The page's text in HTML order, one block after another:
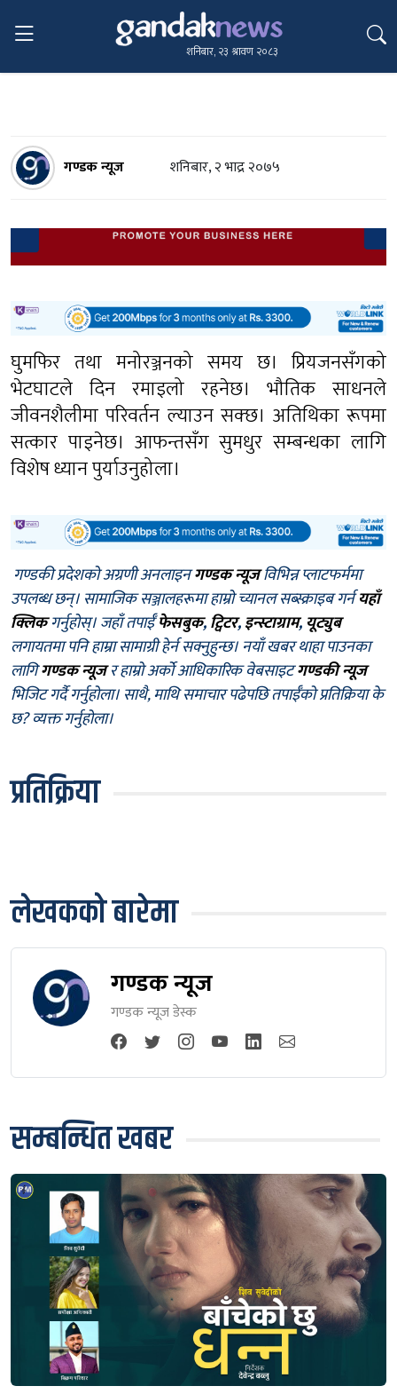
शनिबार, २३ श्रावण २०८३
गण्डक न्यूज शनिबार, २ भाद्र २०७५
घुमफिर तथा मनोरञ्जनको समय छ। प्रियजनसँगको
भेटघाटले दिन रमाइलो रहनेछ। भौतिक साधनले
जीवनशैलीमा परिवर्तन ल्याउन सक्छ। अतिथिका रूपमा
सत्कार पाइनेछ। आफन्तसँग सुमधुर सम्बन्धका लागि
विशेष ध्यान पुर्याउनुहोला।
गण्डकी प्रदेशको अग्रणी अनलाइनगण्डक न्यूजविभिन्न प्लाटफर्ममा
उपलब्ध छन्। सामाजिक सञ्जालहरूमा हाम्रो च्यानल सब्स्क्राइब गर्नयहाँ
क्लिकगर्नुहोस्। जहाँ तपाईँफेसबुक,ट्विटर,इन्स्टाग्राम, यूट्युब
लगायतमा पनि हाम्रा सामाग्री हेर्न सक्नुहुन्छ। नयाँ खबर थाहा पाउनका
लागिगण्डक न्यूजर हाम्रो अर्को आधिकारिक वेबसाइटगण्डकी न्यूज
भिजिट गर्दै गर्नुहोला। साथै, माथि समाचार पढेपछि तपाईँको प्रतिक्रिया के
छ? व्यक्त गर्नुहोला।
प्रतिक्रिया
लेखकको बारेमा
गण्डक न्यूज
गण्डक न्यूज डेस्क
सम्बन्धित खबर